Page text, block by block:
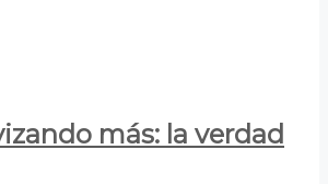
más: la verdad